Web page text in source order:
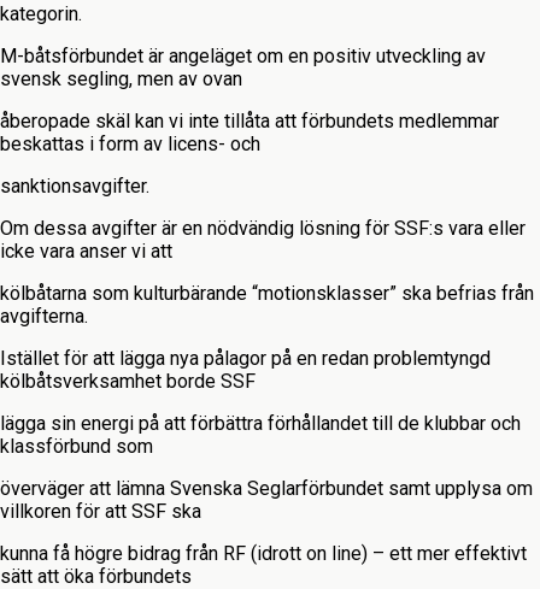
kategorin.
M-båtsförbundet är angeläget om en positiv utveckling av
svensk segling, men av ovan
åberopade skäl kan vi inte tillåta att förbundets medlemmar
beskattas i form av licens- och
sanktionsavgifter.
Om dessa avgifter är en nödvändig lösning för SSF:s vara eller
icke vara anser vi att
kölbåtarna som kulturbärande “motionsklasser” ska befrias från
avgifterna.
Istället för att lägga nya pålagor på en redan problemtyngd
kölbåtsverksamhet borde SSF
lägga sin energi på att förbättra förhållandet till de klubbar och
klassförbund som
överväger att lämna Svenska Seglarförbundet samt upplysa om
villkoren för att SSF ska
kunna få högre bidrag från RF (idrott on line) – ett mer effektivt
sätt att öka förbundets